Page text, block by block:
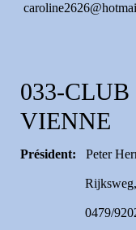
033-
VIENNE
Président: Peter
0479/